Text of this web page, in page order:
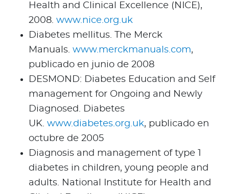
Health and Clinical Excellence (NICE),
2008. www.nice.org.uk
Diabetes mellitus. The Merck
Manuals. www.merckmanuals.com,
publicado en junio de 2008
DESMOND: Diabetes Education and Self
management for Ongoing and Newly
Diagnosed. Diabetes
UK. www.diabetes.org.uk, publicado en
octubre de 2005
Diagnosis and management of type 1
diabetes in children, young people and
adults. National Institute for Health and